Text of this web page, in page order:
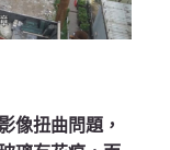
像扭曲問題，